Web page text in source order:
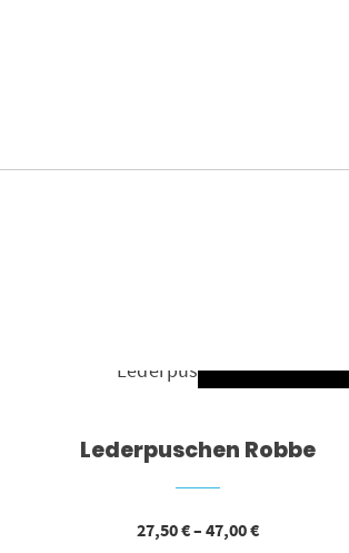
Dieses Produkt weist mehrere Varianten auf. Die Optionen können auf der Produktseite gewählt werden
Lederpuschen Robbe
27,50€–47,00€Preisspanne: